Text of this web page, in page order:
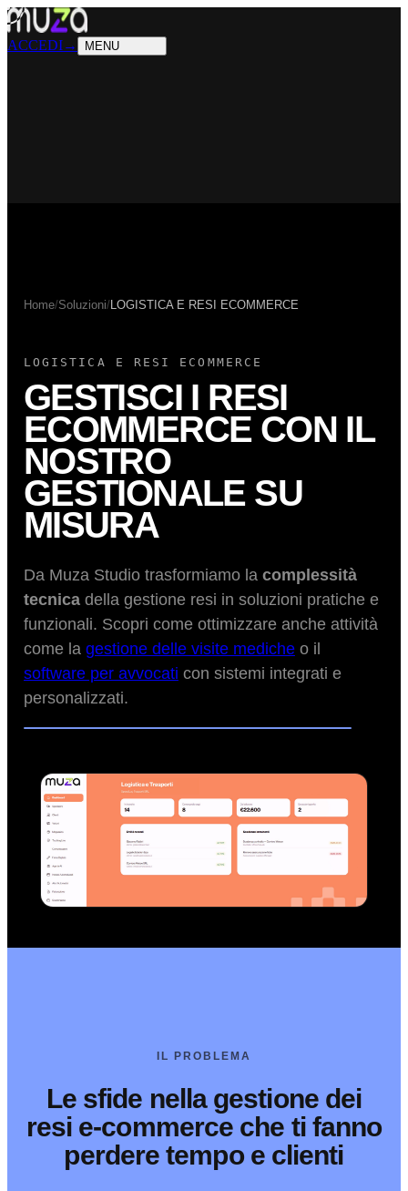
ACCEDI→ MENU
PRODOTTI Cosa sappiamo fare
SOLUZIONIChi possiamo aiutare
Home/Soluzioni/LOGISTICA E RESI ECOMMERCE
LOGISTICA E RESI ECOMMERCE
GESTISCI I RESI
ECOMMERCE CON IL
NOSTRO
GESTIONALE SU
MISURA
Da Muza Studio trasformiamo la complessità
tecnicadella gestione resi in soluzioni pratiche e
funzionali. Scopri come ottimizzare anche attività
come la gestione delle visite medicheo il
software per avvocati con sistemi integrati e
personalizzati.
IL PROBLEMA
Le sfide nella gestione dei
resi e-commerce che ti fanno
perdere tempo e clienti